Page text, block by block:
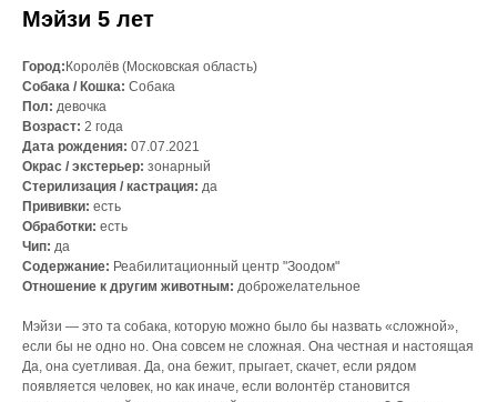
Мэйзи 5 лет
Город: Королёв (Московская область)
Собака / Кошка: Собака
Пол: девочка
Возраст: 2 года
Дата рождения: 07.07.2021
Окрас / экстерьер: зонарный
Стерилизация / кастрация: да
Прививки: есть
Обработки: есть
Чип: да
Содержание: Реабилитационный центр "Зоодом"
Отношение к другим животным: доброжелательное
Мэйзи — это та собака, которую можно было бы назвать «сложной»,
если бы не одно но. Она совсем не сложная. Она честная и настоящая
Да, она суетливая. Да, она бежит, прыгает, скачет, если рядом
появляется человек, но как иначе, если волонтёр становится